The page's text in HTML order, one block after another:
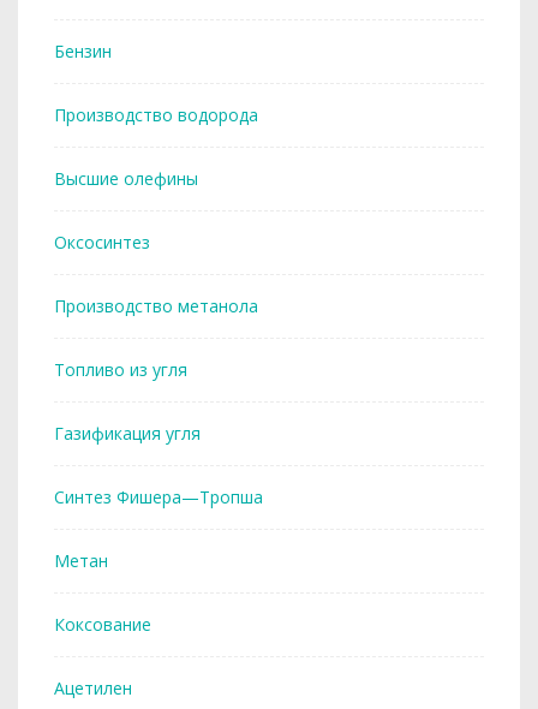
Бензин
Производство водорода
Высшие олефины
Оксосинтез
Производство метанола
Топливо из угля
Газификация угля
Синтез Фишера—Тропша
Метан
Коксование
Ацетилен